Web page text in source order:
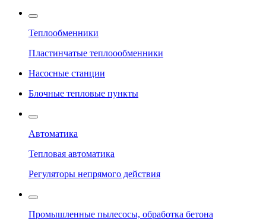
Теплообменники
Пластинчатые теплоообменники
Насосные станции
Блочные тепловые пункты
Автоматика
Тепловая автоматика
Регуляторы непрямого действия
Промышленные пылесосы, обработка бетона